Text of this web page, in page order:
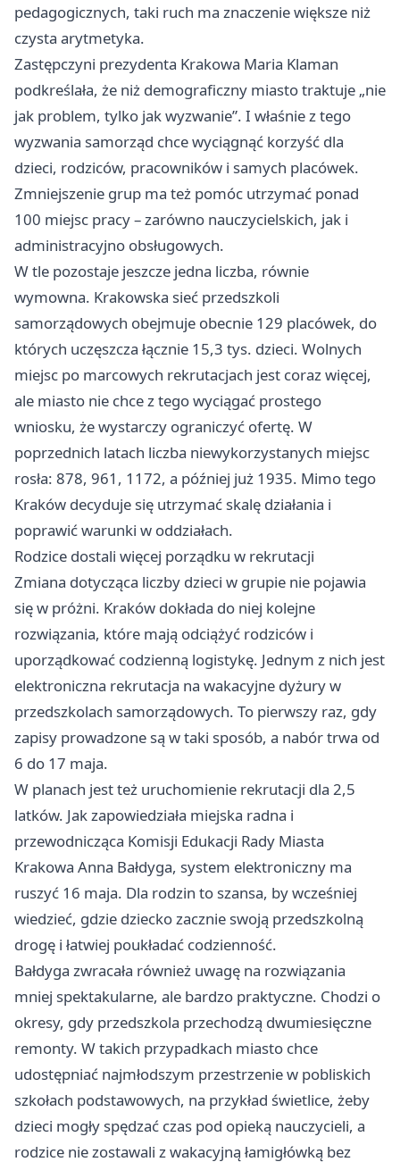
pedagogicznych, taki ruch ma znaczenie większe niż
czysta arytmetyka.
Zastępczyni prezydenta Krakowa Maria Klaman
podkreślała, że niż demograficzny miasto traktuje „nie
jak problem, tylko jak wyzwanie”. I właśnie z tego
wyzwania samorząd chce wyciągnąć korzyść dla
dzieci, rodziców, pracowników i samych placówek.
Zmniejszenie grup ma też pomóc utrzymać ponad
100 miejsc pracy – zarówno nauczycielskich, jak i
administracyjno obsługowych.
W tle pozostaje jeszcze jedna liczba, równie
wymowna. Krakowska sieć przedszkoli
samorządowych obejmuje obecnie 129 placówek, do
których uczęszcza łącznie 15,3 tys. dzieci. Wolnych
miejsc po marcowych rekrutacjach jest coraz więcej,
ale miasto nie chce z tego wyciągać prostego
wniosku, że wystarczy ograniczyć ofertę. W
poprzednich latach liczba niewykorzystanych miejsc
rosła: 878, 961, 1172, a później już 1935. Mimo tego
Kraków decyduje się utrzymać skalę działania i
poprawić warunki w oddziałach.
Rodzice dostali więcej porządku w rekrutacji
Zmiana dotycząca liczby dzieci w grupie nie pojawia
się w próżni. Kraków dokłada do niej kolejne
rozwiązania, które mają odciążyć rodziców i
uporządkować codzienną logistykę. Jednym z nich jest
elektroniczna rekrutacja na wakacyjne dyżury w
przedszkolach samorządowych. To pierwszy raz, gdy
zapisy prowadzone są w taki sposób, a nabór trwa od
6 do 17 maja.
W planach jest też uruchomienie rekrutacji dla 2,5
latków. Jak zapowiedziała miejska radna i
przewodnicząca Komisji Edukacji Rady Miasta
Krakowa Anna Bałdyga, system elektroniczny ma
ruszyć 16 maja. Dla rodzin to szansa, by wcześniej
wiedzieć, gdzie dziecko zacznie swoją przedszkolną
drogę i łatwiej poukładać codzienność.
Bałdyga zwracała również uwagę na rozwiązania
mniej spektakularne, ale bardzo praktyczne. Chodzi o
okresy, gdy przedszkola przechodzą dwumiesięczne
remonty. W takich przypadkach miasto chce
udostępniać najmłodszym przestrzenie w pobliskich
szkołach podstawowych, na przykład świetlice, żeby
dzieci mogły spędzać czas pod opieką nauczycieli, a
rodzice nie zostawali z wakacyjną łamigłówką bez